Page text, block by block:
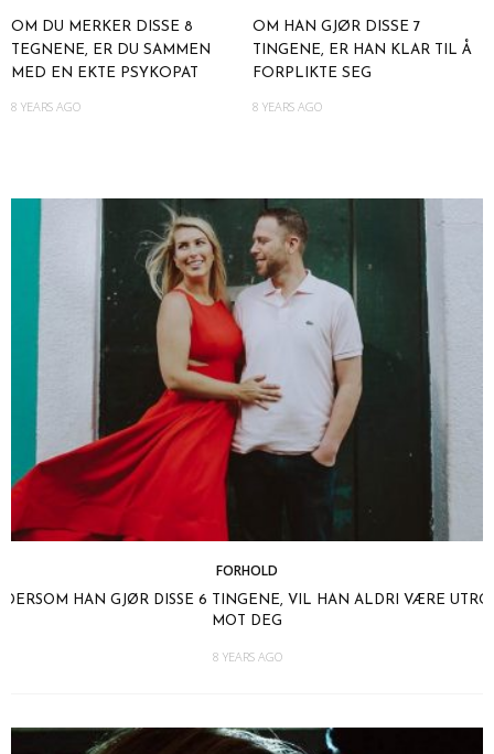
OM DU MERKER DISSE 8
TEGNENE, ER DU SAMMEN
MED EN EKTE PSYKOPAT
8 YEARS AGO
OM HAN GJØR DISSE 7
TINGENE, ER HAN KLAR TIL Å
FORPLIKTE SEG
8 YEARS AGO
FORHOLD
DERSOM HAN GJØR DISSE 6 TINGENE, VIL HAN ALDRI VÆRE UTRO
MOT DEG
8 YEARS AGO